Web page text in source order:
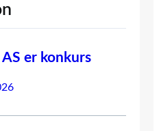
er konkurs